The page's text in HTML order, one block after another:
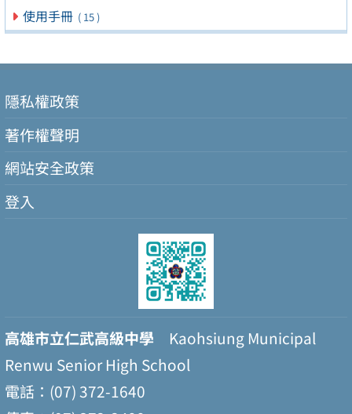
使用手冊 ( 15 )
隱私權政策
著作權聲明
網站安全政策
登入
高雄市立仁武高級中學 Kaohsiung Municipal
Renwu Senior High School
電話：(07) 372-1640